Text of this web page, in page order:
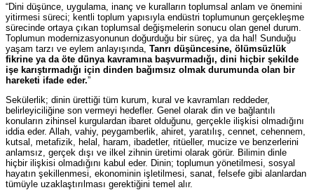
“Dini düşünce, uygulama, inanç ve kuralların toplumsal anlam ve önemini
yitirmesi süreci; kentli toplum yapısıyla endüstri toplumunun gerçekleşme
sürecinde ortaya çıkan toplumsal değişmelerin sonucu olan genel durum.
Toplumun modernizasyonunun doğurduğu bir süreç, ya da hal! Sunduğu
yaşam tarzı ve eylem anlayışında, Tanrı düşüncesine, ölümsüzlük
fikrine ya da öte dünya kavramına başvurmadığı, dini hiçbir şekilde
işe karıştırmadığı için dinden bağımsız olmak durumunda olan bir
hareketi ifade eder.”
Sekülerlik; dinin ürettiği tüm kurum, kural ve kavramları reddeder,
belirleyiciliğine son vermeyi hedefler. Genel olarak din ve bağlantılı
konuların zihinsel kurgulardan ibaret olduğunu, gerçekle ilişkisi olmadığını
iddia eder. Allah, vahiy, peygamberlik, ahiret, yaratılış, cennet, cehennem,
kutsal, metafizik, helal, haram, ibadetler, ritüeller, mucize ve benzerlerini
anlamsız, gerçek dışı ve ilkel zihnin üretimi olarak görür. Bilimin dinle
hiçbir ilişkisi olmadığını kabul eder. Dinin; toplumun yönetilmesi, sosyal
hayatın şekillenmesi, ekonominin işletilmesi, sanat, felsefe gibi alanlardan
tümüyle uzaklaştırılması gerektiğini temel alır.